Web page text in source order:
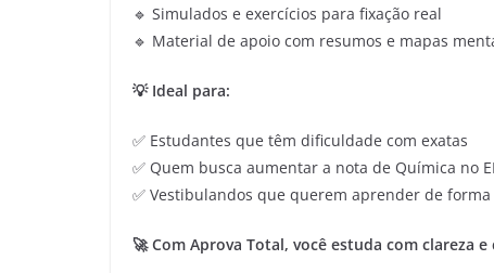
🔹 Simulados e exercícios para fixação real
🔹 Material de apoio com resumos e mapas
💡 Ideal para:
✅ Estudantes que têm dificuldade com exatas
✅ Quem busca aumentar a nota de Química no
✅ Vestibulandos que querem aprender de
🚀 Com Aprova Total, você estuda com clareza e